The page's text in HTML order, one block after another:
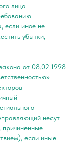
лица
если иное не
убытки,
от 08.02.1998
несут
причиненные
если иные